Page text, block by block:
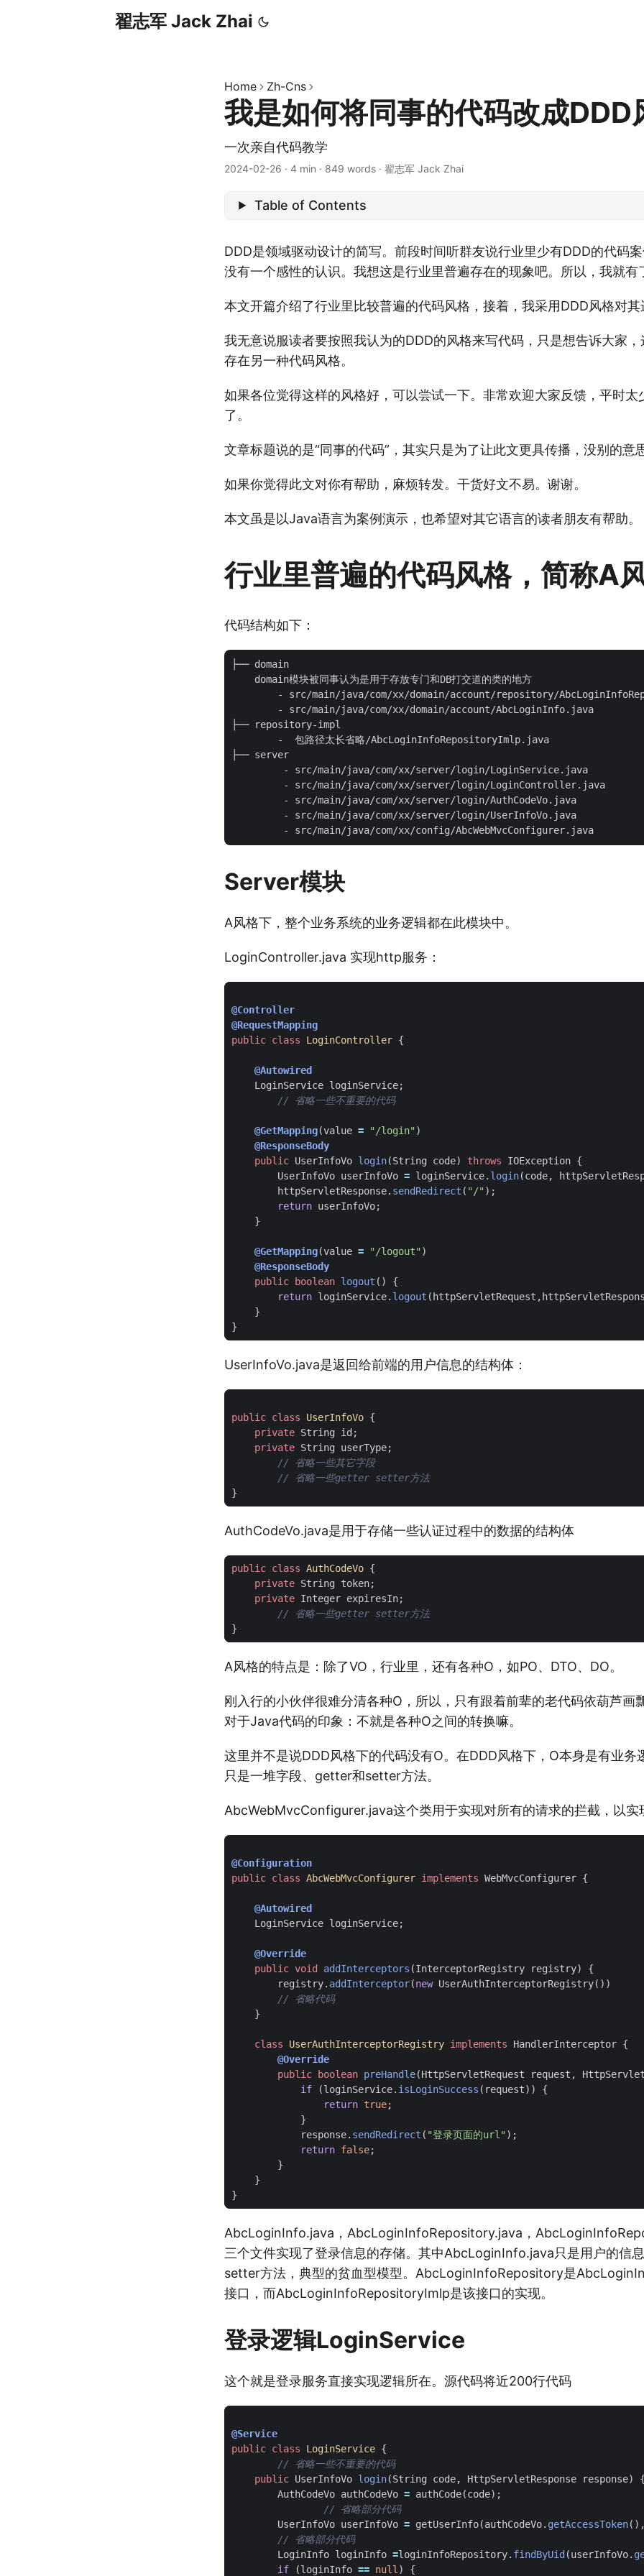
翟志军 Jack Zhai
Home Zh-Cns
我是如何将同事的代码改成DDD
一次亲自代码教学
2024-02-26 · 4 min · 849 words · 翟志军 Jack Zhai
Table of Contents
DDD是领域驱动设计的简写。前段时间听群友说行业里少有DDD的代码
没有一个感性的认识。我想这是行业里普遍存在的现象吧。所以，我就有
本文开篇介绍了行业里比较普遍的代码风格，接着，我采用DDD风格对其
我无意说服读者要按照我认为的DDD的风格来写代码，只是想告诉大家
存在另一种代码风格。
如果各位觉得这样的风格好，可以尝试一下。非常欢迎大家反馈，平时太
了。
文章标题说的是“同事的代码”，其实只是为了让此文更具传播，没别的意思
如果你觉得此文对你有帮助，麻烦转发。干货好文不易。谢谢。
本文虽是以Java语言为案例演示，也希望对其它语言的读者朋友有帮助。
行业里普遍的代码风格，简称A
代码结构如下：
├── domain
    domain模块被同事认为是用于存放专门和DB打交道的类的地方
├── repository-impl
├── server
Server模块
A风格下，整个业务系统的业务逻辑都在此模块中。
LoginController.java 实现http服务：
@Controller
@RequestMapping
public class LoginController {
@Autowired
LoginService loginService;
// 省略一些不重要的代码
@GetMapping(value = "/login")
@ResponseBody
public UserInfoVo login(String code) throws IOException {
UserInfoVo userInfoVo = loginService. login(code,
httpServletResponse. sendRedirect ( "/");
return userInfoVo;
}
@GetMapping(value = "/logout")
@ResponseBody
public boolean logout ()
{
return loginService. logout (httpServletRequest ,
}
}
UserInfoVo.java是返回给前端的用户信息的结构体：
public class UserInfoVo {
private String id ;
private String userType;
// 省略一些其它字段
// 省略一些getter setter方法
}
AuthCodeVo.java是用于存储一些认证过程中的数据的结构体
public class AuthCodeVo {
private String token;
private Integer expiresIn;
// 省略一些getter setter方法
}
A风格的特点是：除了VO，行业里，还有各种O，如PO、DTO、DO。
刚入行的小伙伴很难分清各种O，所以，只有跟着前辈的老代码依葫芦画
对于Java代码的印象：不就是各种O之间的转换嘛。
这里并不是说DDD风格下的代码没有O。在DDD风格下，O本身是有业务
只是一堆字段、getter和setter方法。
AbcWebMvcConfigurer.java这个类用于实现对所有的请求的拦截，以实
@Configuration
public class AbcWebMvcConfigurer implements WebMvcConfigurer {
@Autowired
LoginService loginService;
@Override
public void addInterceptors (InterceptorRegistry registry)
{
registry. addInterceptor(new UserAuthInterceptorRegistry())
// 省略代码
}
class UserAuthInterceptorRegistry implements HandlerInterceptor {
@Override
public boolean preHandle(HttpServletRequest request ,
if
(loginService. isLoginSuccess ( request))
{
return true;
}
response. sendRedirect ( "登录页面的url");
return false;
}
}
}
AbcLoginInfo.java，AbcLoginInfoRepository.java，
三个文件实现了登录信息的存储。其中AbcLoginInfo.java只是用户的信
setter方法，典型的贫血型模型。AbcLoginInfoRepository是
接口，而AbcLoginInfoRepositoryImlp是该接口的实现。
登录逻辑LoginService
这个就是登录服务直接实现逻辑所在。源代码将近200行代码
@Service
public class LoginService {
// 省略一些不重要的代码
public UserInfoVo login(String code, HttpServletResponse response)
{
AuthCodeVo authCodeVo = authCode(code);
// 省略部分代码
UserInfoVo userInfoVo = getUserInfo(authCodeVo. getAccessToken(),
// 省略部分代码
LoginInfo loginInfo =loginInfoRepository. findByUid(userInfoVo.
if
(loginInfo == null ) {